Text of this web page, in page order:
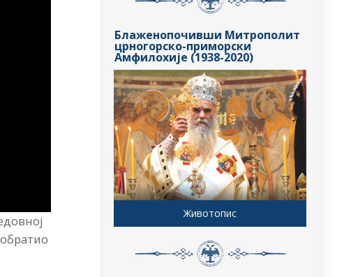
Блаженопочивши Митрополит
црногорско-приморски
Амфилохије (1938-2020)
Животопис